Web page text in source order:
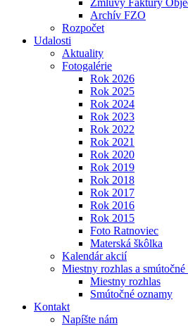
Zmluvy Faktúry
Archív FZO
Rozpočet
Udalosti
Aktuality
Fotogalérie
Rok 2026
Rok 2025
Rok 2024
Rok 2023
Rok 2022
Rok 2021
Rok 2020
Rok 2019
Rok 2018
Rok 2017
Rok 2016
Rok 2015
Foto Ratnoviec
Materská škôlka
Kalendár akcií
Miestny rozhlas a
Miestny rozhlas
Smútočné oznamy
Kontakt
Napíšte nám